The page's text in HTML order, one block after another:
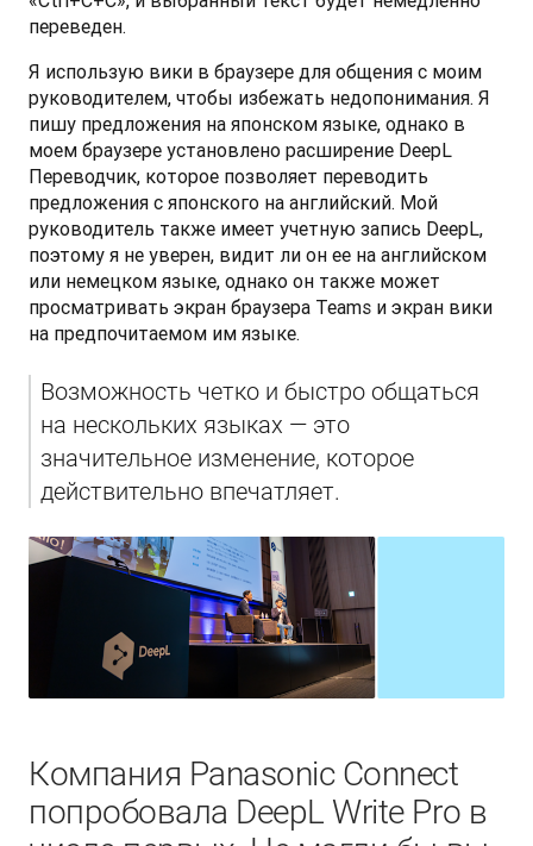
переведен.
Я использую вики в браузере для общения с моим
руководителем, чтобы избежать недопонимания. Я
пишу предложения на японском языке, однако в
моем браузере установлено расширение DeepL
Переводчик, которое позволяет переводить
предложения с японского на английский. Мой
руководитель также имеет учетную запись DeepL,
поэтому я не уверен, видит ли он ее на английском
или немецком языке, однако он также может
просматривать экран браузера Teams и экран вики
на предпочитаемом им языке.
Возможность четко и быстро общаться
на нескольких языках — это
значительное изменение, которое
действительно впечатляет.
Компания Panasonic Connect
попробовала DeepL Write Pro в